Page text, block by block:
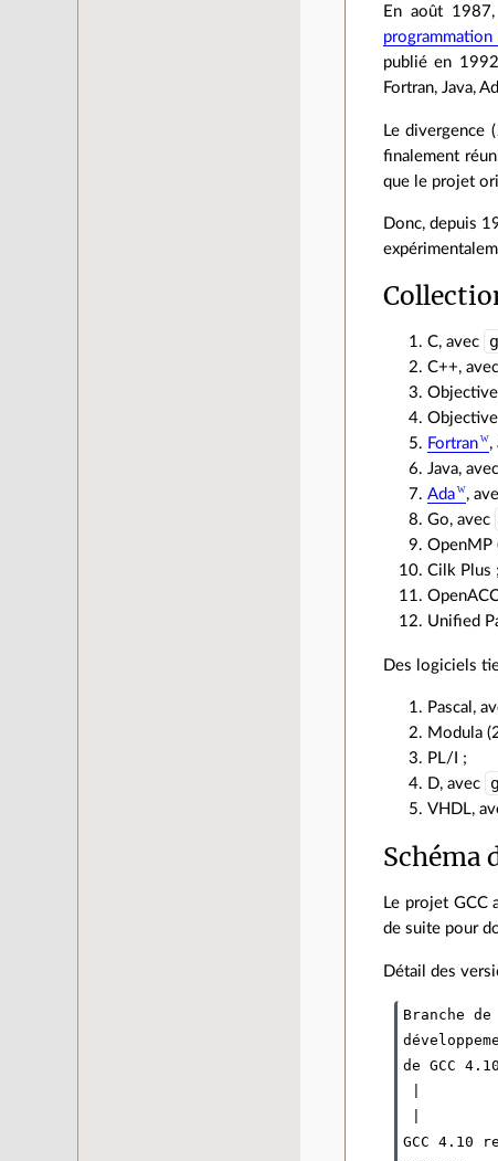
En août 1987,
programmation
publié en
Fortran, Java,
Le divergence (
finalement
que le projet
Donc, depuis
C, avec
C++, avec
Fortran
,
Java, avec
Ada
,
Go, avec
OpenMP
Cilk Plus ;
Unified
Des logiciels
Pascal,
Modula
PL/I ;
D, avec
VHDL,
Schéma
Le projet GCC
de suite pour
Détail des
Branche de
de GCC 4.10
GCC 4.10